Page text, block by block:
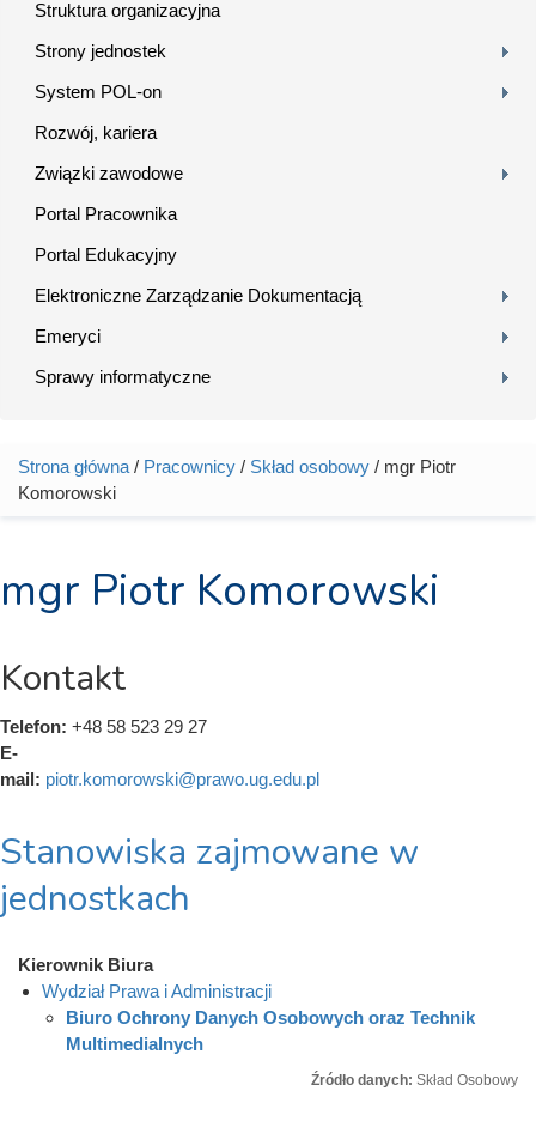
Struktura organizacyjna
Strony jednostek
System POL-on
Rozwój, kariera
Związki zawodowe
Portal Pracownika
Portal Edukacyjny
Elektroniczne Zarządzanie Dokumentacją
Emeryci
Sprawy informatyczne
Jesteś tutaj
Strona główna / Pracownicy / Skład osobowy / mgr Piotr
Komorowski
mgr Piotr Komorowski
Kontakt
Telefon: +48 58 523 29 27
E-
mail: piotr.komorowski@prawo.ug.edu.pl
Stanowiska zajmowane w
jednostkach
Kierownik Biura
Wydział Prawa i Administracji
Biuro Ochrony Danych Osobowych oraz Technik
Multimedialnych
Źródło danych: Skład Osobowy